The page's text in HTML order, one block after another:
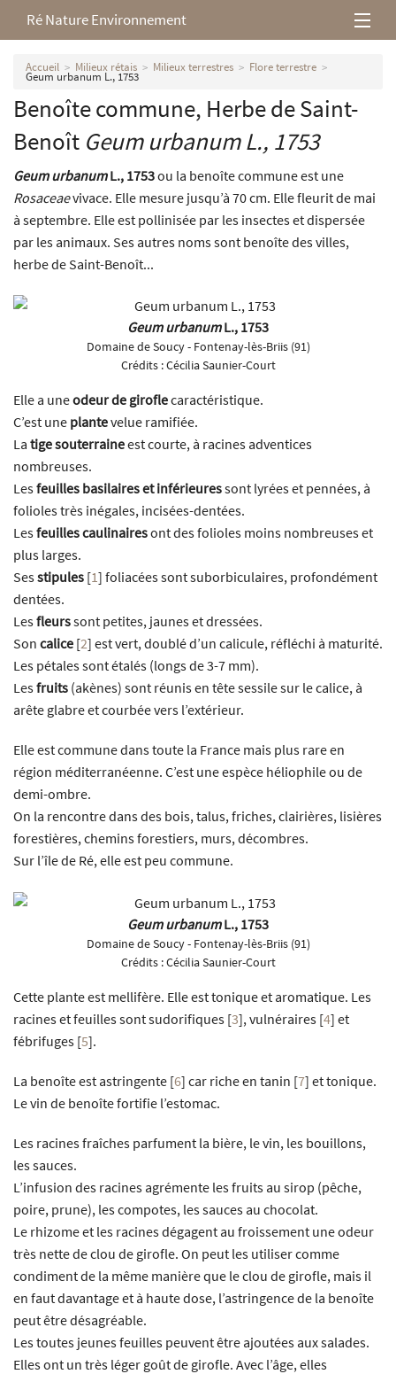
Ré Nature Environnement
L’association
Milieux rétais
Nos parutions
Accueil Milieux rétais Milieux terrestres Flore terrestre
Geum urbanum L., 1753
Benoîte commune, Herbe de Saint-
Benoît Geum urbanumL., 1753
Geum urbanumL., 1753ou la benoîte commune est une
Rosaceaevivace. Elle mesure jusqu’à 70 cm. Elle fleurit de mai
à septembre. Elle est pollinisée par les insectes et dispersée
par les animaux. Ses autres noms sont benoîte des villes,
herbe de Saint-Benoît...
Geum urbanumL., 1753
Domaine de Soucy - Fontenay-lès-Briis (91)
Crédits :Cécilia Saunier-Court
Elle a uneodeur de giroflecaractéristique.
C’est une plantevelue ramifiée.
La tige souterraineest courte, à racines adventices
nombreuses.
Lesfeuilles basilaires et inférieuressont lyrées et pennées, à
folioles très inégales, incisées-dentées.
Lesfeuilles caulinairesont des folioles moins nombreuses et
plus larges.
Sesstipules [1] foliacées sont suborbiculaires, profondément
dentées.
Lesfleurssont petites, jaunes et dressées.
Son calice [2] est vert, doublé d’un calicule, réfléchi à maturité.
Les pétales sont étalés (longs de 3-7 mm).
Lesfruits (akènes) sont réunis en tête sessile sur le calice, à
arête glabre et courbée vers l’extérieur.
Elle est commune dans toute la France mais plus rare en
région méditerranéenne. C’est une espèce héliophile ou de
demi-ombre.
On la rencontre dans des bois, talus, friches, clairières, lisières
forestières, chemins forestiers, murs, décombres.
Sur l’île de Ré, elle est peu commune.
Geum urbanumL., 1753
Domaine de Soucy - Fontenay-lès-Briis (91)
Crédits :Cécilia Saunier-Court
Cette plante est mellifère. Elle est tonique et aromatique. Les
racines et feuilles sont sudorifiques [3], vulnéraires [4] et
fébrifuges [5].
La benoîte est astringente [6] car riche en tanin [7] et tonique.
Le vin de benoîte fortifie l’estomac.
Les racines fraîches parfument la bière, le vin, les bouillons,
les sauces.
L’infusion des racines agrémente les fruits au sirop (pêche,
poire, prune), les compotes, les sauces au chocolat.
Le rhizome et les racines dégagent au froissement une odeur
très nette de clou de girofle. On peut les utiliser comme
condiment de la même manière que le clou de girofle, mais il
en faut davantage et à haute dose, l’astringence de la benoîte
peut être désagréable.
Les toutes jeunes feuilles peuvent être ajoutées aux salades.
Elles ont un très léger goût de girofle. Avec l’âge, elles